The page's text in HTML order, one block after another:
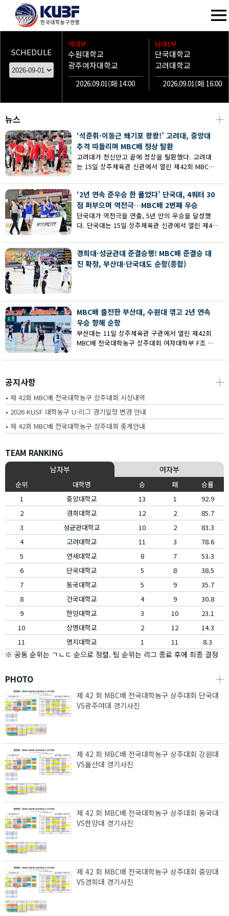
SCHEDULE
여대부
수원대학교
광주여자대학교
2026.09.01(화) 14:00
남대1부
단국대학교
고려대학교
2026.09.01(화) 16:00
뉴스 ┼
‘석준휘·이동근 쐐기포 쾅쾅!’ 고려대, 중앙대
추격 따돌리며 MBC배 정상 탈환
고려대가 천신만고 끝에 정상을 탈환했다. 고려대
는 15일 상주체육관 신관에서 열린 제42회 MBC배
추격을 따돌리며 73-62로 승리했다.
‘2년 연속 준우승 한 풀었다’ 단국대, 4쿼터 30
점 퍼부으며 역전극…MBC배 2번째 우승
단국대가 역전극을 연출, 5년 만의 우승을 달성했
다. 단국대는 15일 상주체육관 신관에서 열린 제42
서 부산대에 73-67로 역전승했다.
경희대·성균관대 준결승행! MBC배 준결승 대
진 확정, 부산대·단국대도 순항(종합)
MBC배 출전한 부산대, 수원대 꺾고 2년 연속
우승 향해 순항
부산대는 11일 상주체육관 구관에서 열린 제42회
MBC배 전국대학농구 상주대회 여자대학부 F조 예
공지사항 ┼
• 제 42회 MBC배 전국대학농구 상주대회 시상내역
• 2026 KUSF 대학농구 U-리그 경기일정 변경 안내
• 제 42회 MBC배 전국대학농구 상주대회 중계안내
TEAM RANKING
남자부 여자부
순위 대학명 승 패
승률
1
중앙대학교 13 1
92.9
2
경희대학교 12 2
85.7
3
성균관대학교 10 2
83.3
4
고려대학교 11 3
78.6
5
연세대학교 8 7
53.3
6
단국대학교 5 8
38.5
7
동국대학교 5 9
35.7
8
건국대학교 4 9
30.8
9
한양대학교 3 10
23.1
10
상명대학교 2 12
14.3
11
명지대학교 1 11 8.3
※ 공동 순위는 ㄱㄴㄷ 순으로 정렬. 팀 순위는 리그 종료 후에 최종 결정
PHOTO ┼
제 42 회 MBC배 전국대학농구 상주대회 단국대
VS광주여대 경기사진
제 42 회 MBC배 전국대학농구 상주대회 강원대
VS울산대 경기사진
제 42 회 MBC배 전국대학농구 상주대회 동국대
VS한양대 경기사진
제 42 회 MBC배 전국대학농구 상주대회 중앙대
VS경희대 경기사진